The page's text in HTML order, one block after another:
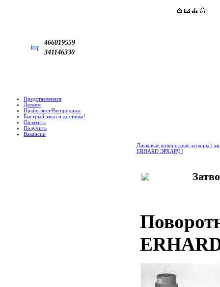
icq
466019559
341146330
Представляемся
Делаем
Прайс-лист/Распродажа
Быстрый заказ и доставка!
Оплатить
Получить
Вакансии
Дисковые поворотные затворы /
ERHARD ЭРХАРД |